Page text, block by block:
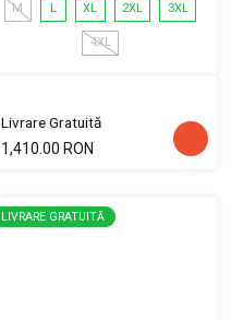
M L XL 2XL 3XL
4XL
Livrare Gratuită
1,410.00 RON
LIVRARE GRATUITĂ